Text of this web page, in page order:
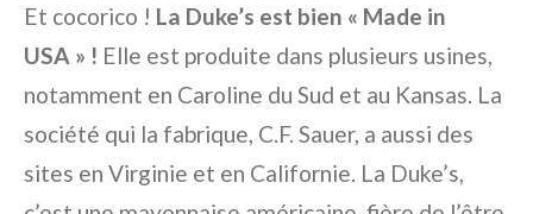
Et cocorico ! La Duke’s est bien « Made in
USA » ! Elle est produite dans plusieurs usines,
notamment en Caroline du Sud et au Kansas. La
société qui la fabrique, C.F. Sauer, a aussi des
sites en Virginie et en Californie. La Duke’s,